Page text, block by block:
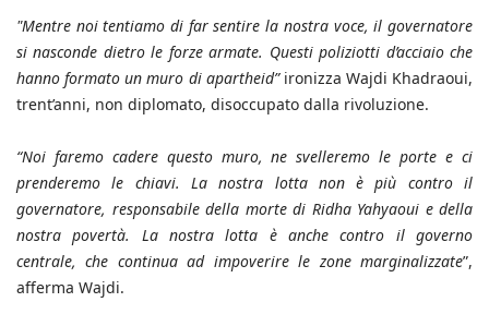
"Mentre noi tentiamo di far sentire la nostra voce, il governatore
si nasconde dietro le forze armate. Questi poliziotti d’acciaio che
hanno formato un muro di apartheid” ironizza Wajdi Khadraoui,
trent’anni, non diplomato, disoccupato dalla rivoluzione.
“Noi faremo cadere questo muro, ne svelleremo le porte e ci
prenderemo le chiavi. La nostra lotta non è più contro il
governatore, responsabile della morte di Ridha Yahyaoui e della
nostra povertà. La nostra lotta è anche contro il governo
centrale, che continua ad impoverire le zone marginalizzate”,
afferma Wajdi.